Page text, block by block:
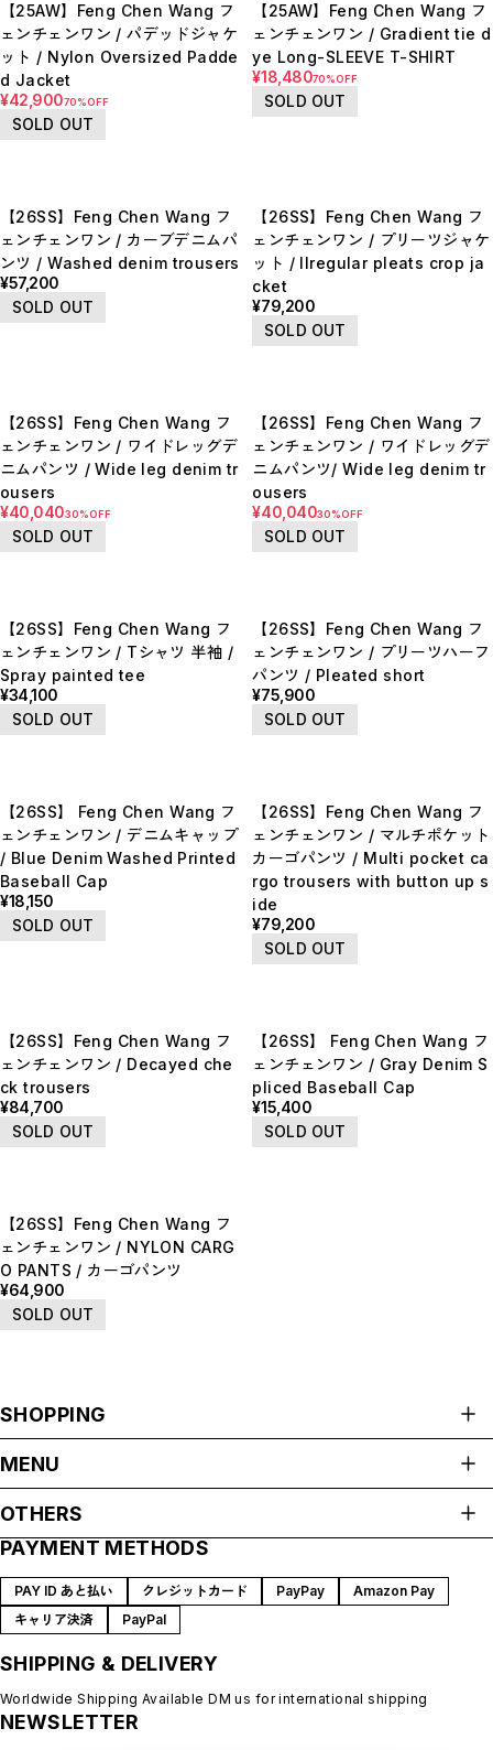
TOPS / カットソー,ブラウス,ニット
BOTTOMS / パンツ,スカート
DRESSES / ワンピース
BAG / バッグ
SHOES / スニーカー,ブーツ,サンダル
SOX,TIGHTS / ソックス,タイツ
HAT,CAP/ハット,キャップ
【MEN'S】ITEM LIST
OUTER / コート,ブルゾン,ジャケット
TOPS / トップス
BOTTOMS / ボトムス
SHOES / スニーカー,ブーツ,サンダル
HAT,CAP / ハット,キャップ
PRE-ORDER / 先行予約
private
CLOSE
【25AW】Feng Chen Wang フ
ェンチェンワン / パデッドジャケ
ット / Nylon Oversized Padde
d Jacket
¥42,90070%OFF
SOLD OUT
【25AW】Feng Chen Wang フ
ェンチェンワン / Gradient tie d
ye Long-SLEEVE T-SHIRT
¥18,48070%OFF
SOLD OUT
【26SS】Feng Chen Wang フ
ェンチェンワン / カーブデニムパ
ンツ / Washed denim trousers
¥57,200
SOLD OUT
【26SS】Feng Chen Wang フ
ェンチェンワン / プリーツジャケ
ット / Ilregular pleats crop ja
cket
¥79,200
SOLD OUT
【26SS】Feng Chen Wang フ
ェンチェンワン / ワイドレッグデ
ニムパンツ / Wide leg denim tr
ousers
¥40,04030%OFF
SOLD OUT
【26SS】Feng Chen Wang フ
ェンチェンワン / ワイドレッグデ
ニムパンツ/ Wide leg denim tr
ousers
¥40,04030%OFF
SOLD OUT
【26SS】Feng Chen Wang フ
ェンチェンワン / Tシャツ 半袖 /
Spray painted tee
¥34,100
SOLD OUT
【26SS】Feng Chen Wang フ
ェンチェンワン / プリーツハーフ
パンツ / Pleated short
¥75,900
SOLD OUT
【26SS】 Feng Chen Wang フ
ェンチェンワン / デニムキャップ
/ Blue Denim Washed Printed
Baseball Cap
¥18,150
SOLD OUT
【26SS】Feng Chen Wang フ
ェンチェンワン / マルチポケット
カーゴパンツ / Multi pocket ca
rgo trousers with button up s
ide
¥79,200
SOLD OUT
【26SS】Feng Chen Wang フ
ェンチェンワン / Decayed che
ck trousers
¥84,700
SOLD OUT
【26SS】 Feng Chen Wang フ
ェンチェンワン / Gray Denim S
pliced Baseball Cap
¥15,400
SOLD OUT
【26SS】Feng Chen Wang フ
ェンチェンワン / NYLON CARG
O PANTS / カーゴパンツ
¥64,900
SOLD OUT
SHOPPING
MENU
SHOP GUIDE
BLOG
MEMBERSHIP
LOGIN
OTHERS
プライバシーポリシー
特定商取引法に基づく表記
会員規約
PAYMENT METHODS
PAY ID あと払い クレジットカード PayPay
Amazon Pay
キャリア決済
PayPal
SHIPPING & DELIVERY
Worldwide Shipping Available DM us for international shipping
NEWSLETTER